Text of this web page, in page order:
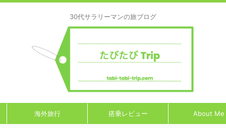
30代サラリーマンの旅ブログ
海外旅行 搭乗レビュー About Me